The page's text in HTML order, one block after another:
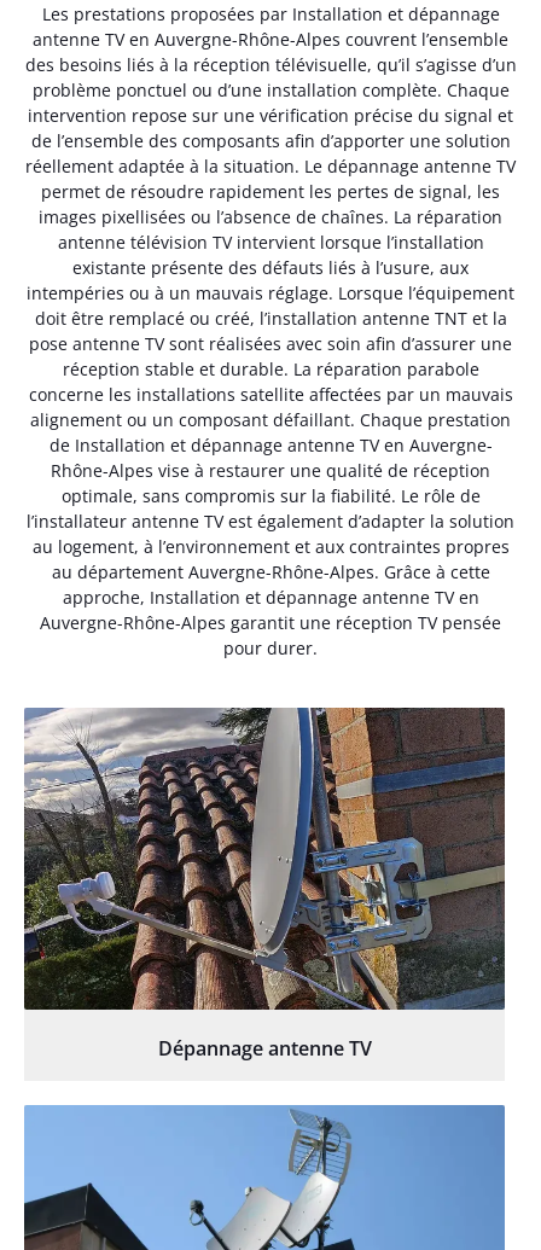
Les prestations proposées par Installation et dépannage
antenne TV en Auvergne-Rhône-Alpes couvrent l’ensemble
des besoins liés à la réception télévisuelle, qu’il s’agisse d’un
problème ponctuel ou d’une installation complète. Chaque
intervention repose sur une vérification précise du signal et
de l’ensemble des composants afin d’apporter une solution
réellement adaptée à la situation. Le dépannage antenne TV
permet de résoudre rapidement les pertes de signal, les
images pixellisées ou l’absence de chaînes. La réparation
antenne télévision TV intervient lorsque l’installation
existante présente des défauts liés à l’usure, aux
intempéries ou à un mauvais réglage. Lorsque l’équipement
doit être remplacé ou créé, l’installation antenne TNT et la
pose antenne TV sont réalisées avec soin afin d’assurer une
réception stable et durable. La réparation parabole
concerne les installations satellite affectées par un mauvais
alignement ou un composant défaillant. Chaque prestation
de Installation et dépannage antenne TV en Auvergne-
Rhône-Alpes vise à restaurer une qualité de réception
optimale, sans compromis sur la fiabilité. Le rôle de
l’installateur antenne TV est également d’adapter la solution
au logement, à l’environnement et aux contraintes propres
au département Auvergne-Rhône-Alpes. Grâce à cette
approche, Installation et dépannage antenne TV en
Auvergne-Rhône-Alpes garantit une réception TV pensée
pour durer.
Dépannage antenne TV